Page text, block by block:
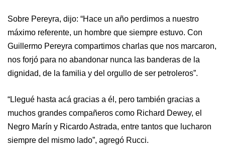
Sobre Pereyra, dijo: “Hace un año perdimos a nuestro
máximo referente, un hombre que siempre estuvo. Con
Guillermo Pereyra compartimos charlas que nos marcaron,
nos forjó para no abandonar nunca las banderas de la
dignidad, de la familia y del orgullo de ser petroleros”.
“Llegué hasta acá gracias a él, pero también gracias a
muchos grandes compañeros como Richard Dewey, el
Negro Marín y Ricardo Astrada, entre tantos que lucharon
siempre del mismo lado”, agregó Rucci.